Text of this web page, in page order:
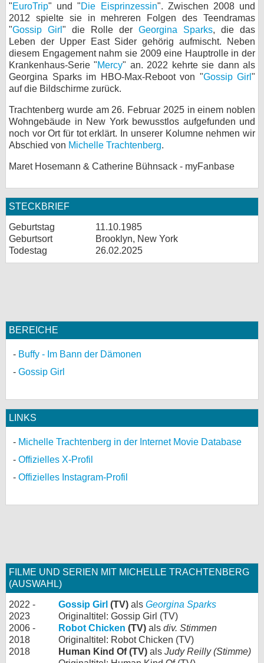
"EuroTrip" und "Die Eisprinzessin". Zwischen 2008 und
2012 spielte sie in mehreren Folgen des Teendramas
"Gossip Girl " die Rolle der Georgina Sparks, die das
Leben der Upper East Sider gehörig aufmischt. Neben
diesem Engagement nahm sie 2009 eine Hauptrolle in der
Krankenhaus-Serie "Mercy" an. 2022 kehrte sie dann als
Georgina Sparks im HBO-Max-Reboot von "Gossip Girl "
auf die Bildschirme zurück.
Trachtenberg wurde am 26. Februar 2025 in einem noblen
Wohngebäude in New York bewusstlos aufgefunden und
noch vor Ort für tot erklärt. In unserer Kolumne nehmen wir
Abschied von Michelle Trachtenberg.
Maret Hosemann & Catherine Bühnsack - myFanbase
STECKBRIEF
Geburtstag
11.10.1985
Geburtsort
Brooklyn, New York
Todestag
26.02.2025
BEREICHE
Buffy - Im Bann der Dämonen
Gossip Girl
LINKS
Michelle Trachtenberg in der Internet Movie Database
Offizielles X-Profil
Offizielles Instagram-Profil
FILME UND SERIEN MIT MICHELLE TRACHTENBERG
(AUSWAHL)
2022 -
2023
Gossip Girl (TV) als Georgina Sparks
Originaltitel: Gossip Girl (TV)
2006 -
2018
Robot Chicken (TV) als div. Stimmen
Originaltitel: Robot Chicken (TV)
2018
Human Kind Of (TV) als Judy Reilly (Stimme)